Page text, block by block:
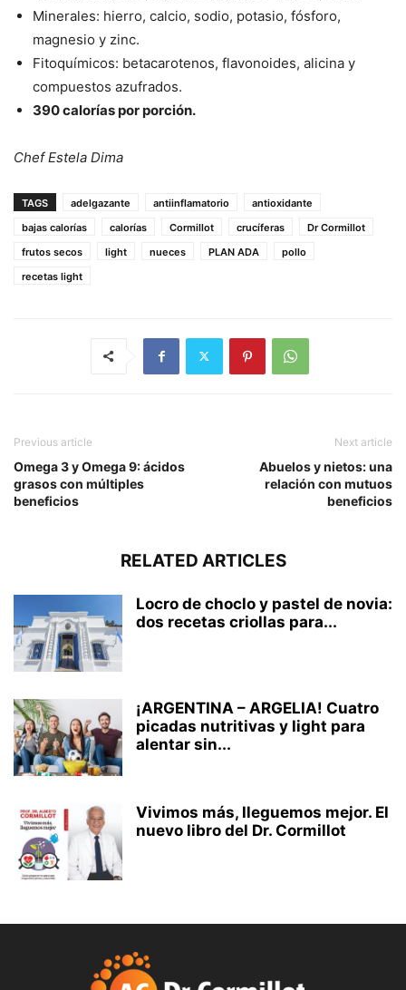
Minerales: hierro, calcio, sodio, potasio, fósforo,
magnesio y zinc.
Fitoquímicos: betacarotenos, flavonoides, alicina y
compuestos azufrados.
390 calorías por porción.
Chef Estela Dima
TAGS adelgazante antiinflamatorio
antioxidante
bajas calorías
calorías Cormillot crucíferas
Dr Cormillot
frutos secos
light nueces PLAN ADA
pollo
recetas light
Previous article
Omega 3 y Omega 9: ácidos
grasos con múltiples
beneficios
Next article
Abuelos y nietos: una
relación con mutuos
beneficios
RELATED ARTICLES
Locro de choclo y pastel de novia:
dos recetas criollas para...
¡ARGENTINA – ARGELIA! Cuatro
picadas nutritivas y light para
alentar sin...
Vivimos más, lleguemos mejor. El
nuevo libro del Dr. Cormillot